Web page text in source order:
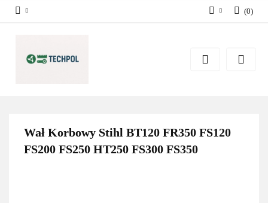
Zarejestruj się
(0)
Wał Korbowy Stihl BT120 FR350 FS120
FS200 FS250 HT250 FS300 FS350